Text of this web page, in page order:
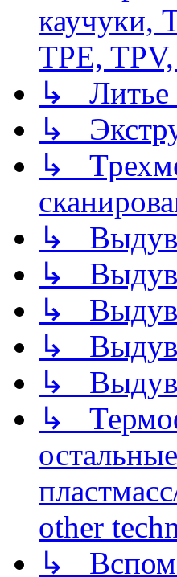
каучуки,
TPE,
↳ Литье
↳
↳
↳
↳ Выдув
↳ Выдув
↳ Выдув
↳
↳
other
↳